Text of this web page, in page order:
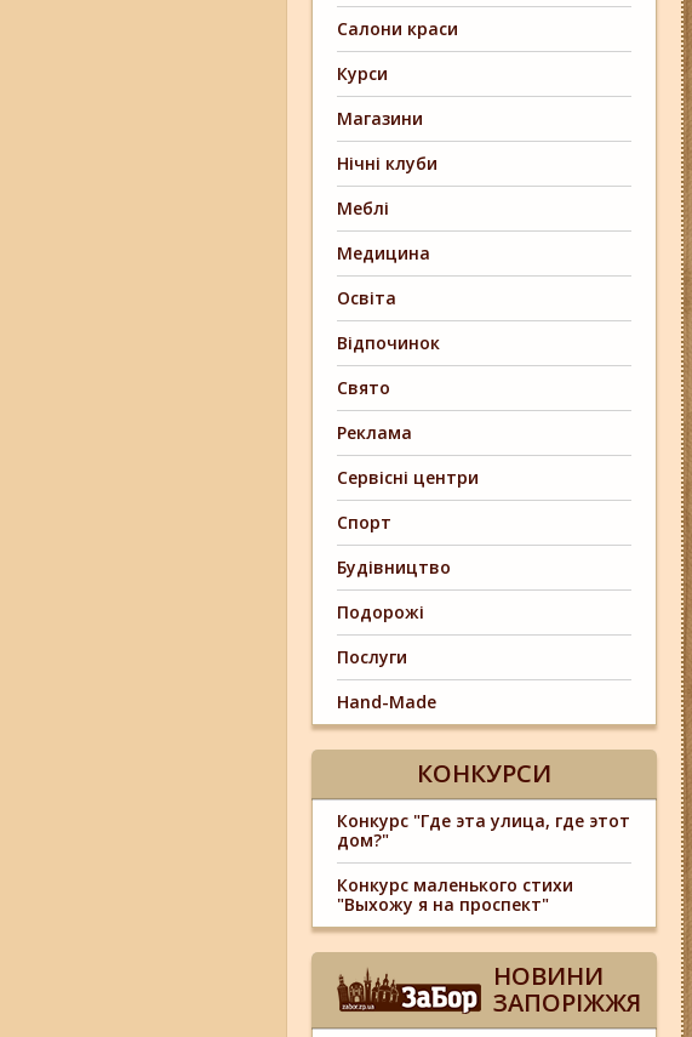
Салони краси
Курси
Магазини
Нічні клуби
Меблі
Медицина
Освіта
Відпочинок
Свято
Реклама
Сервісні центри
Спорт
Будівництво
Подорожі
Послуги
Hand-Made
КОНКУРСИ
Конкурс "Где эта улица, где этот
дом?"
Конкурс маленького стихи
"Выхожу я на проспект"
НОВИНИ
ЗАПОРІЖЖЯ